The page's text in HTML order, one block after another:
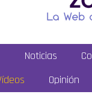
Noticias
Opinión